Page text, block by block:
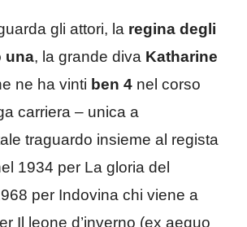
gli attori, la regina degli
una, la grande diva Katharine
ne ha vinti ben 4 nel corso
carriera – unica a
traguardo insieme al regista
1934 per La gloria del
per Indovina chi viene a
Il leone d’inverno (ex aequo